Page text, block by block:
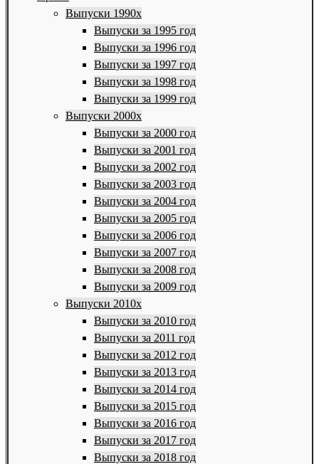
Выпуски 1990х
Выпуски за 1995 год
Выпуски за 1996 год
Выпуски за 1997 год
Выпуски за 1998 год
Выпуски за 1999 год
Выпуски 2000х
Выпуски за 2000 год
Выпуски за 2001 год
Выпуски за 2002 год
Выпуски за 2003 год
Выпуски за 2004 год
Выпуски за 2005 год
Выпуски за 2006 год
Выпуски за 2007 год
Выпуски за 2008 год
Выпуски за 2009 год
Выпуски 2010х
Выпуски за 2010 год
Выпуски за 2011 год
Выпуски за 2012 год
Выпуски за 2013 год
Выпуски за 2014 год
Выпуски за 2015 год
Выпуски за 2016 год
Выпуски за 2017 год
Выпуски за 2018 год